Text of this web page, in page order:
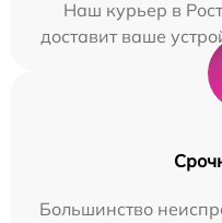
Наш курьер в
доставит ваше
Большинство